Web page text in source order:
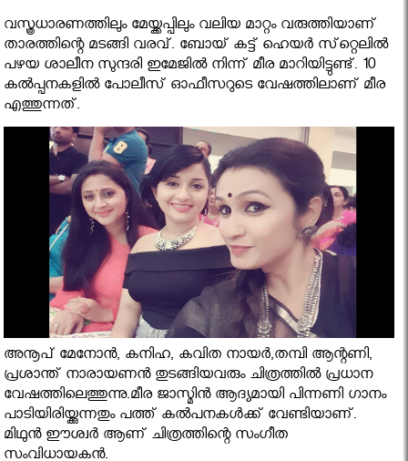
വസ്ത്രധാരണത്തിലും മേയ്ക്കപ്പിലും വലിയ മാറ്റം വരുത്തിയാണ്
താരത്തിന്റെ മടങ്ങി വരവ്. ബോയ് കട്ട് ഹെയര്‍ സ്‌റ്റെലില്‍
പഴയ ശാലീന സുന്ദരി ഇമേജില്‍ നിന്ന് മീര മാറിയിട്ടുണ്ട്. 10
കല്‍പ്പനകളില്‍ പോലീസ് ഓഫീസറുടെ വേഷത്തിലാണ് മീര
എത്തുന്നത്.
അനൂപ് മേനോന്‍, കനിഹ, കവിത നായര്‍,തമ്പി ആന്റണി,
പ്രശാന്ത് നാരായണന്‍ തുടങ്ങിയവരും ചിത്രത്തില്‍ പ്രധാന
വേഷത്തിലെത്തുന്നു.മീര ജാസ്മിന്‍ ആദ്യമായി പിന്നണി ഗാനം
പാടിയിരിയ്ക്കുന്നതും പത്ത് കല്‍പനകള്‍ക്ക് വേണ്ടിയാണ്.
മിഥുന്‍ ഈശ്വര്‍ ആണ് ചിത്രത്തിന്റെ സംഗീത